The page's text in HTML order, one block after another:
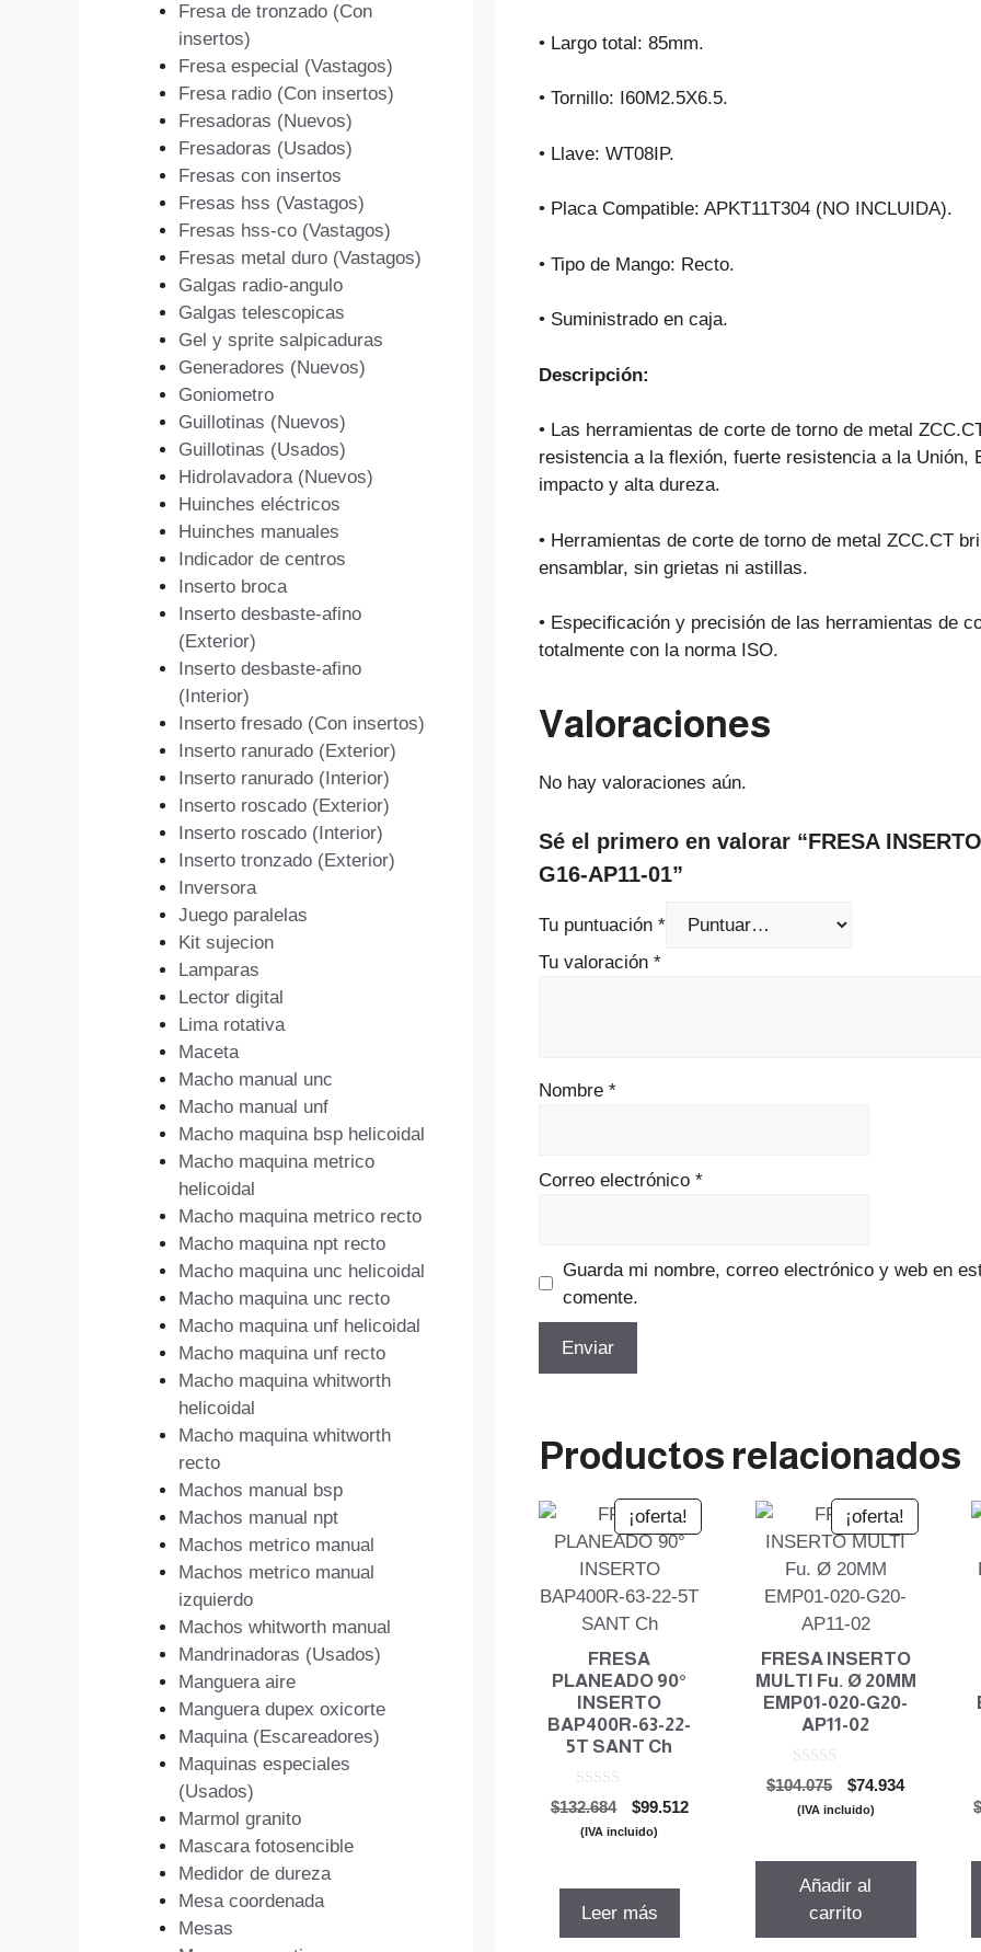
• Largo total: 85mm.
• Tornillo: I60M2.5X6.5.
• Llave: WT08IP.
• Placa Compatible: APKT11T304 (NO INCLUIDA).
• Tipo de Mango: Recto.
• Suministrado en caja.
Descripción:
• Las herramientas de corte de torno de metal
resistencia a la flexión, fuerte resistencia a la Unión,
impacto y alta dureza.
• Herramientas de corte de torno de metal ZCC.CT
ensamblar, sin grietas ni astillas.
• Especificación y precisión de las herramientas de
totalmente con la norma ISO.
Valoraciones
No hay valoraciones aún.
Sé el primero en valorar “FRESA
G16-AP11-01”
Tu puntuación *
Tu valoración *
Nombre *
Correo electrónico *
Guarda mi nombre, correo electrónico y web en
comente.
Productos relacionados
¡oferta!
FRESA
PLANEADO 90°
INSERTO
BAP400R-63-22-
5T SANT Ch
0
d
e
$132.684
El
precio
$99.512El
(IVA incluido)
Leer más
¡oferta!
FRESA INSERTO
MULTI Fu. Ø 20MM
EMP01-020-G20-
AP11-02
0
d
e
$104.075
El
precio
$104.075.
$74.934El
(IVA incluido)
Añadir al
carrito
Fresa de tronzado (Con
insertos)
Fresa especial (Vastagos)
Fresa radio (Con insertos)
Fresadoras (Nuevos)
Fresadoras (Usados)
Fresas con insertos
Fresas hss (Vastagos)
Fresas hss-co (Vastagos)
Fresas metal duro (Vastagos)
Galgas radio-angulo
Galgas telescopicas
Gel y sprite salpicaduras
Generadores (Nuevos)
Goniometro
Guillotinas (Nuevos)
Guillotinas (Usados)
Hidrolavadora (Nuevos)
Huinches eléctricos
Huinches manuales
Indicador de centros
Inserto broca
Inserto desbaste-afino
(Exterior)
Inserto desbaste-afino
(Interior)
Inserto fresado (Con insertos)
Inserto ranurado (Exterior)
Inserto ranurado (Interior)
Inserto roscado (Exterior)
Inserto roscado (Interior)
Inserto tronzado (Exterior)
Inversora
Juego paralelas
Kit sujecion
Lamparas
Lector digital
Lima rotativa
Maceta
Macho manual unc
Macho manual unf
Macho maquina bsp helicoidal
Macho maquina metrico
helicoidal
Macho maquina metrico recto
Macho maquina npt recto
Macho maquina unc helicoidal
Macho maquina unc recto
Macho maquina unf helicoidal
Macho maquina unf recto
Macho maquina whitworth
helicoidal
Macho maquina whitworth
recto
Machos manual bsp
Machos manual npt
Machos metrico manual
Machos metrico manual
izquierdo
Machos whitworth manual
Mandrinadoras (Usados)
Manguera aire
Manguera dupex oxicorte
Maquina (Escareadores)
Maquinas especiales
(Usados)
Marmol granito
Mascara fotosencible
Medidor de dureza
Mesa coordenada
Mesas